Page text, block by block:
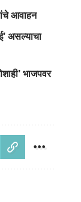
आवाहन
असल्याचा
भाजपवर